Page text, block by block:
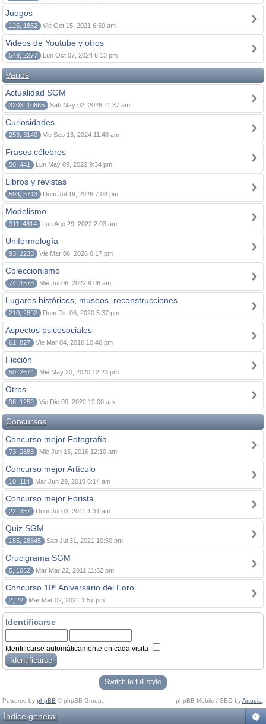
Juegos
125, 1862 Vie Oct 15, 2021 6:59 am
Videos de Youtube y otros
549, 2277 Lun Oct 07, 2024 6:13 pm
Varios
Actualidad SGM
3203, 10665 Sab May 02, 2026 11:37 am
Curiosidades
253, 3140 Vie Sep 13, 2024 11:48 am
Frases célebres
50, 441 Lun May 09, 2022 9:34 pm
Libros y revistas
593, 3713 Dom Jul 19, 2026 7:08 pm
Modelismo
311, 4814 Lun Ago 29, 2022 2:03 am
Uniformología
93, 2233 Vie Mar 06, 2026 6:17 pm
Coleccionismo
74, 1578 Mié Jul 06, 2022 9:08 am
Lugares históricos, museos, reconstrucciones
210, 2892 Dom Dic 06, 2020 5:37 pm
Aspectos psicosociales
61, 827 Vie Mar 04, 2016 10:46 pm
Ficción
50, 2674 Mié May 20, 2020 12:23 pm
Otros
96, 1252 Vie Dic 09, 2022 12:00 am
Concursos
Concurso mejor Fotografía
73, 2883 Mié Jun 15, 2016 12:10 am
Concurso mejor Artículo
10, 114 Mar Jun 29, 2010 6:14 am
Concurso mejor Forista
22, 337 Dom Jul 03, 2011 1:31 am
Quiz SGM
185, 28845 Sab Jul 31, 2021 10:50 pm
Crucigrama SGM
5, 1062 Mar Mar 22, 2011 11:32 pm
Concurso 10º Aniversario del Foro
2, 22 Mar Mar 02, 2021 1:57 pm
Identificarse
Identificarse automáticamente en cada visita
Switch to full style
Powered by phpBB © phpBB Group. phpBB Mobile / SEO byArtodia
Índice general